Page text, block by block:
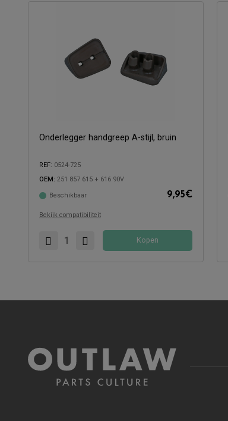
Onderlegger handgreep A-stijl, bruin
REF: 0524-725
OEM: 251 857 615 + 616 90V
Beschikbaar 9,95€
Bekijk compatibiliteit
Compatibel met:
Kopen